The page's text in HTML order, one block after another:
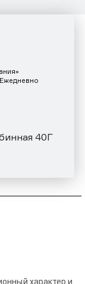
40Г
характер и